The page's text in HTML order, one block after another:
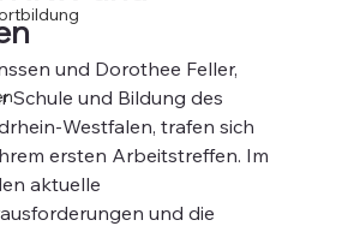
und Dorothee Feller,
Schule und Bildung des
Westfalen, trafen sich
ersten Arbeitstreffen. Im
aktuelle
und die